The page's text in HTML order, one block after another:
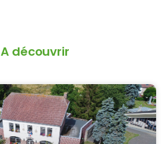
A découvrir